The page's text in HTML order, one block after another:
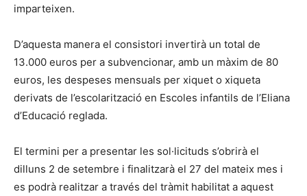
imparteixen.
D’aquesta manera el consistori invertirà un total de
13.000 euros per a subvencionar, amb un màxim de 80
euros, les despeses mensuals per xiquet o xiqueta
derivats de l’escolarització en Escoles infantils de l’Eliana
d’Educació reglada.
El termini per a presentar les sol·licituds s’obrirà el
dilluns 2 de setembre i finalitzarà el 27 del mateix mes i
es podrà realitzar a través del tràmit habilitat a aquest